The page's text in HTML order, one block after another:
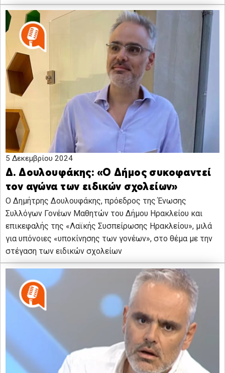
5 Δεκεμβρίου 2024
Δ. Δουλουφάκης: «Ο Δήμος συκοφαντεί
τον αγώνα των ειδικών σχολείων»
Ο Δημήτρης Δουλουφάκης, πρόεδρος της Ένωσης
Συλλόγων Γονέων Μαθητών του Δήμου Ηρακλείου και
επικεφαλής της «Λαϊκής Συσπείρωσης Ηρακλείου», μιλά
για υπόνοιες «υποκίνησης των γονέων», στο θέμα με την
στέγαση των ειδικών σχολείων